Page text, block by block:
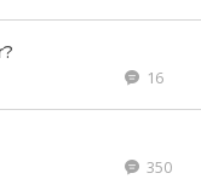
16
350